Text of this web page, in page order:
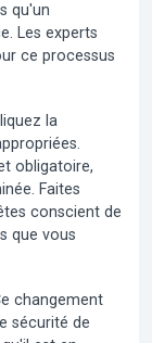
qu'un
Les experts
ce processus
la
obligatoire,
Faites
conscient de
que vous
changement
sécurité de